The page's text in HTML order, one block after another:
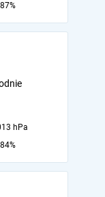
87%
hPa
84%